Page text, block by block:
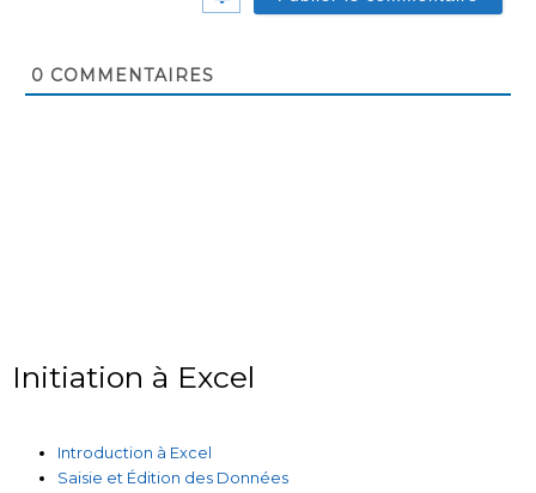
0 COMMENTAIRES
Initiation à Excel
Introduction à Excel
Saisie et Édition des Données